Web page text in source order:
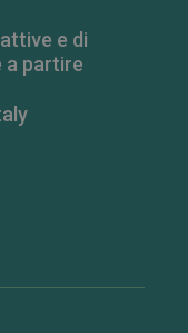
e di
a partire